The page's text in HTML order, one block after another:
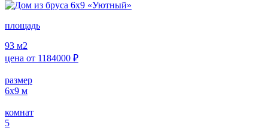
площадь
93 м2
цена от 1184000 ₽
размер
6х9 м
комнат
5